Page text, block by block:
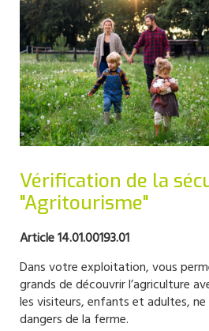
Vérification de la
"Agritourisme"
Article 14.01.00193.01
Dans votre exploitation, vous
grands de découvrir l’agriculture
les visiteurs, enfants et adultes,
dangers de la ferme.